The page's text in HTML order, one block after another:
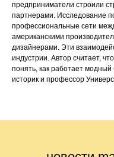
предприниматели строили
партнерами. Исследование
профессиональные сети
американскими
дизайнерами. Эти
индустрии. Автор считает,
понять, как работает
историк и профессор